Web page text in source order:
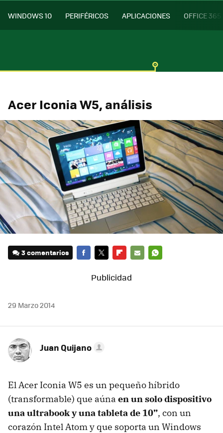
WINDOWS 10 PERIFÉRICOS APLICACIONES OFFICE 365
Acer Iconia W5, análisis
3 comentarios
MAIL
29 Marzo 2014
Juan Quijano
El Acer Iconia W5 es un pequeño híbrido
(transformable) que aúna en un solo dispositivo
una ultrabook y una tableta de 10”, con un
corazón Intel Atom y que soporta un Windows